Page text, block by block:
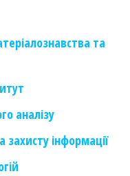
та
аналізу
захисту інформації